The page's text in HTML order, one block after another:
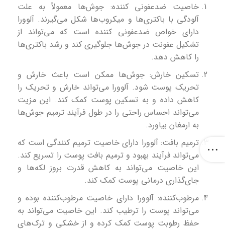
خاصیت ضدعفونی کننده: جوش‌ها معمولاً به علت
آلودگی با باکتری‌ها و میکروب‌ها شکل می‌گیرند. آلوورا
دارای خواص ضدعفونی کننده است که می‌تواند از
تشکیل عفونت در جوش‌ها جلوگیری کند و رشد باکتری‌ها
را کاهش دهد.
تسکین خارش: جوش‌ها ممکن است باعث خارش و
تحریک پوست شود. آلوورا می‌تواند خارش و تحریک را
کاهش داده و به تسکین پوست کمک کند. این مزیت
می‌تواند احساس راحتی را در طول فرآیند ترمیم جوش‌ها
به ارمغان بیاورد.
ترمیم بافت: آلوورا دارای خاصیت ترمیم کنندگی است که
می‌تواند فرآیند بهبود و ترمیم بافت پوست را تسریع کند.
این خاصیت می‌تواند به کاهش قدرت بروز لکه‌ها و
جای‌گذاری درمانی پوست کمک کند.
مرطوب‌کننده: آلوورا دارای خاصیت مرطوب‌کننده بوده و
می‌تواند پوست را ترطیب کند. این خاصیت می‌تواند به
حفظ رطوبت پوست کمک کرده و از خشکی و ترک‌های